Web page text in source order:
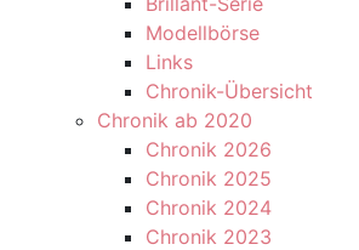
Modellbörse
Links
Chronik-Übersicht
Chronik ab 2020
Chronik 2026
Chronik 2025
Chronik 2024
Chronik 2023